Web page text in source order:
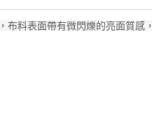
布料表面帶有微閃爍的亮面質感